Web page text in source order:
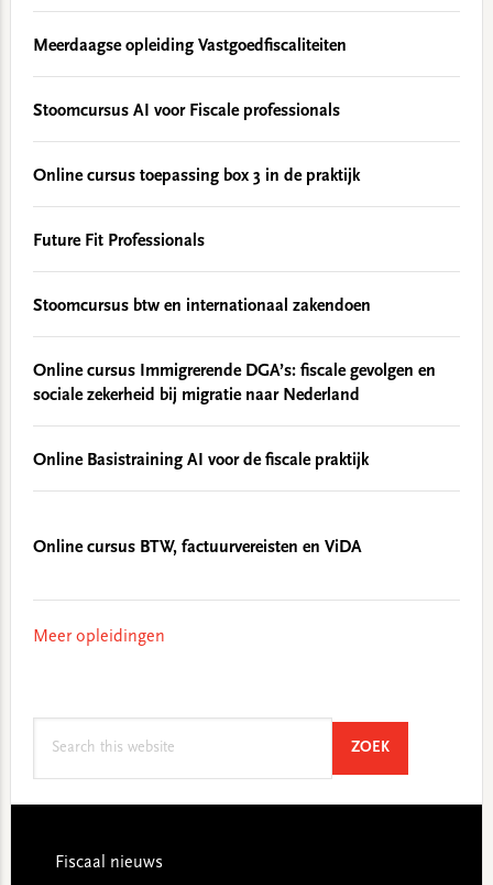
Meerdaagse opleiding Vastgoedfiscaliteiten
Stoomcursus AI voor Fiscale professionals
Online cursus toepassing box 3 in de praktijk
Future Fit Professionals
Stoomcursus btw en internationaal zakendoen
Online cursus Immigrerende DGA’s: fiscale gevolgen en
sociale zekerheid bij migratie naar Nederland
Online Basistraining AI voor de fiscale praktijk
Online cursus BTW, factuurvereisten en ViDA
Meer opleidingen
ZOEKSEARCH
Footer
Fiscaal nieuws